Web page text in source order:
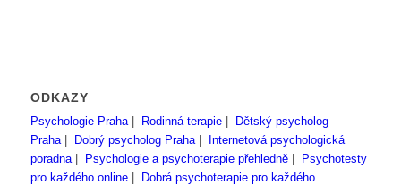
ODKAZY
Psychologie Praha| Rodinná terapie|
Dětský psycholog
Praha| Dobrý psycholog Praha|
Internetová psychologická
poradna| Psychologie a psychoterapie přehledně|
Psychotesty
pro každého online|
Dobrá psychoterapie pro každého